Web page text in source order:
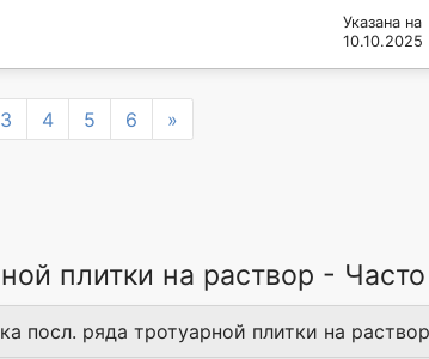
Указана на
10.10.2025
3 4 5 6 »
плитки на раствор -
посл. ряда тротуарной плитки на